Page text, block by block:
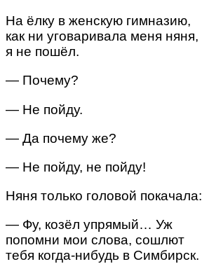
На ёлку в женскую гимназию,
как ни уговаривала меня няня,
я не пошёл.
— Почему?
— Не пойду.
— Да почему же?
— Не пойду, не пойду!
Няня только головой покачала:
— Фу, козёл упрямый… Уж
попомни мои слова, сошлют
тебя когда-нибудь в Симбирск.